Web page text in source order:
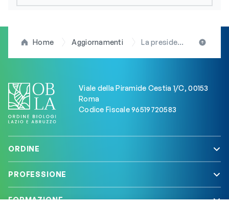
Home Aggiornamenti La presidente Arduini (OBLA) alle “XIX Giornate di Andrologia e Medicina della Riproduzione” di Sabaudia. Ruolo e importanza del biologo e del biotecnologo
Viale della Piramide Cestia 1/C, 00153
Roma
Codice Fiscale 96519720583
ORDINE
PROFESSIONE
FORMAZIONE